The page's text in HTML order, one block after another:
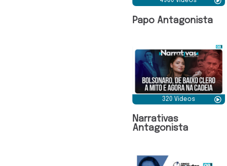
Papo Antagonista
320 Vídeos
Narrativas
Antagonista